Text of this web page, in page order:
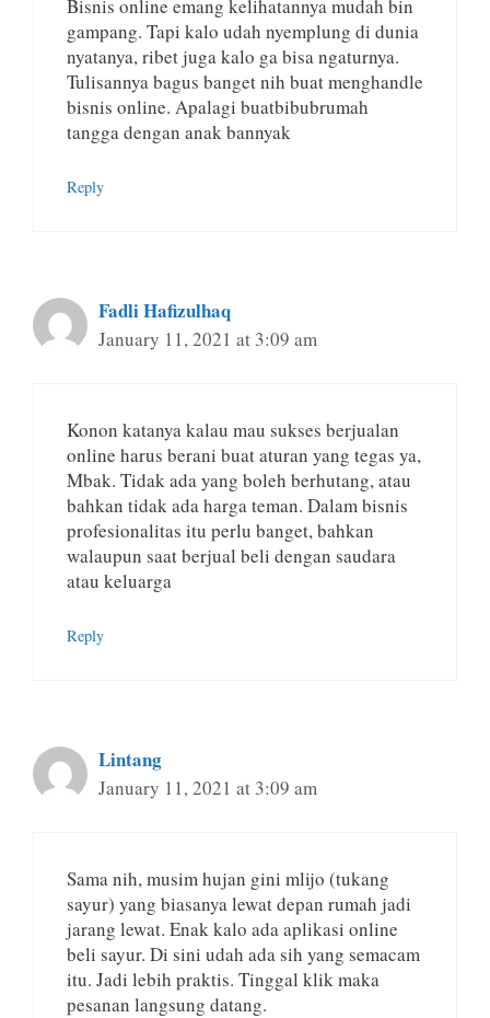
Bisnis online emang kelihatannya mudah bin
gampang. Tapi kalo udah nyemplung di dunia
nyatanya, ribet juga kalo ga bisa ngaturnya.
Tulisannya bagus banget nih buat menghandle
bisnis online. Apalagi buatbibubrumah
tangga dengan anak bannyak
Reply
Fadli Hafizulhaq
January 11, 2021 at 3:09 am
Konon katanya kalau mau sukses berjualan
online harus berani buat aturan yang tegas ya,
Mbak. Tidak ada yang boleh berhutang, atau
bahkan tidak ada harga teman. Dalam bisnis
profesionalitas itu perlu banget, bahkan
walaupun saat berjual beli dengan saudara
atau keluarga
Reply
Lintang
January 11, 2021 at 3:09 am
Sama nih, musim hujan gini mlijo (tukang
sayur) yang biasanya lewat depan rumah jadi
jarang lewat. Enak kalo ada aplikasi online
beli sayur. Di sini udah ada sih yang semacam
itu. Jadi lebih praktis. Tinggal klik maka
pesanan langsung datang.